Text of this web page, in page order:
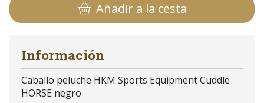
Añadir a la cesta
Información
Caballo peluche HKM Sports Equipment Cuddle
HORSE negro